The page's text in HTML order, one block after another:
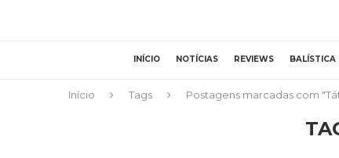
INÍCIO NOTÍCIAS REVIEWS BALÍSTICA
Início Tags Postagens marcadas com